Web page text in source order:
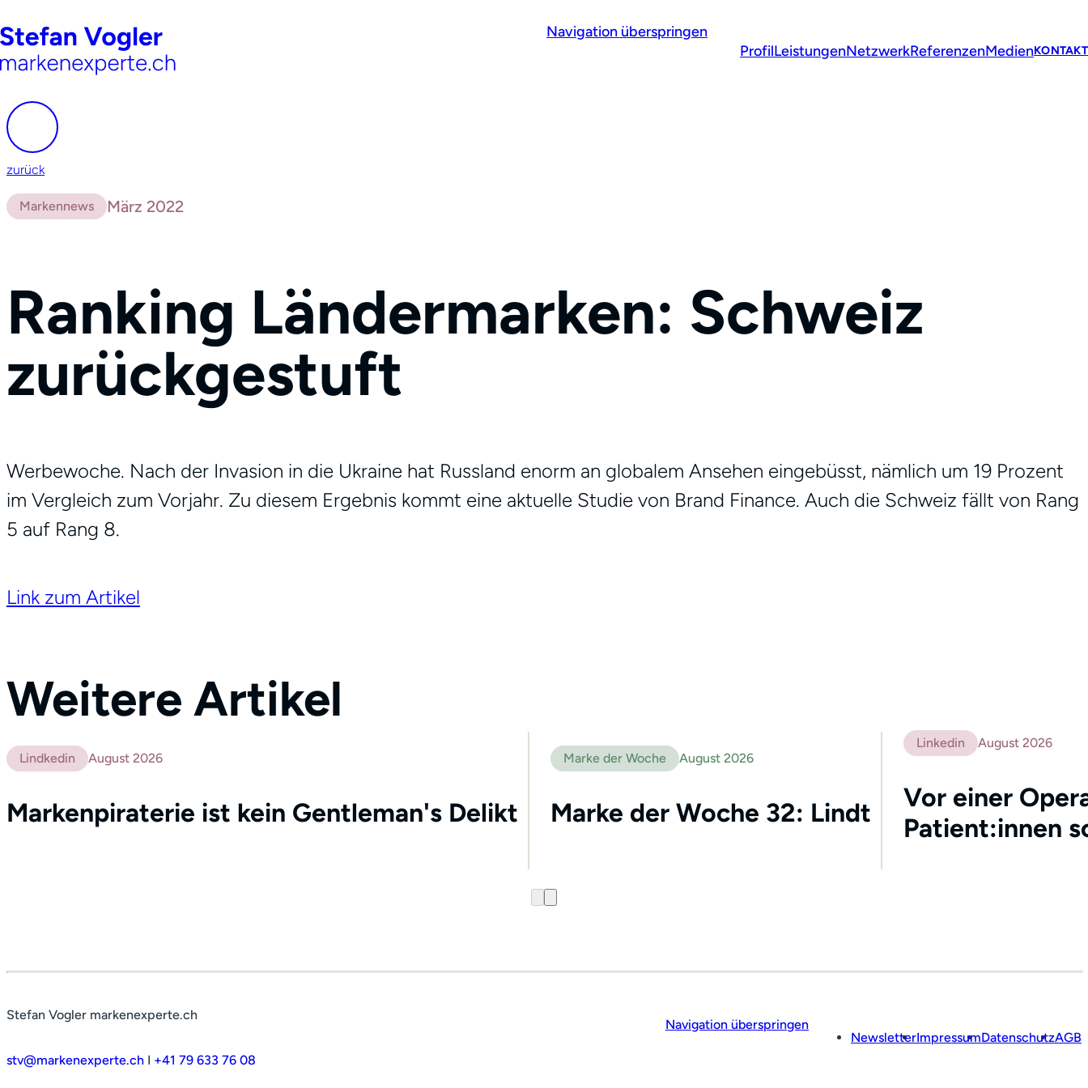
Navigation überspringen
ProfilLeistungenNetzwerkReferenzenMedienKONTAKT
zurück
Markennews März 2022
Ranking Ländermarken: Schweiz
zurückgestuft
Werbewoche. Nach der Invasion in die Ukraine hat Russland enorm an globalem Ansehen eingebüsst, nämlich um 19 Prozent
im Vergleich zum Vorjahr. Zu diesem Ergebnis kommt eine aktuelle Studie von Brand Finance. Auch die Schweiz fällt von Rang
5 auf Rang 8.
Link zum Artikel
Weitere Artikel
Lindkedin August 2026
Markenpiraterie ist kein Gentleman's Delikt
Marke der Woche August 2026
Marke der Woche 32: Lindt
Linkedin August 2026
Vor einer
Patient:innen
Stefan Vogler markenexperte.ch
stv@markenexperte.ch I +41 79 633 76 08
Navigation überspringen
NewsletterImpressumDatenschutzAGB